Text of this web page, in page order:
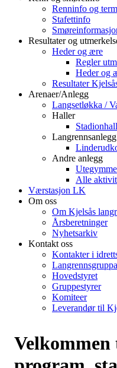
Renninfo og
Stafettinfo
Resultater og
Heder og ære
Regler
Heder og
Resultater
Arenaer/Anlegg
Langsetløkka /
Haller
Langrennsanlegg
Andre anlegg
Alle
Værstasjon LK
Om oss
Om Kjelsås
Årsberetninger
Nyhetsarkiv
Kontakt oss
Kontakter i
Langrennsgruppa
Hovedstyret
Gruppestyrer
Komiteer
Leverandør til